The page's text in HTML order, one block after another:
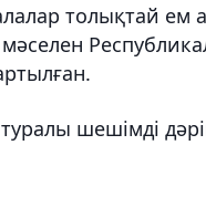
толықтай
шешімді